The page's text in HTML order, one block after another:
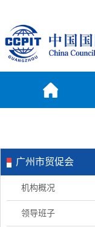
广州市贸促会
机构概况
领导班子